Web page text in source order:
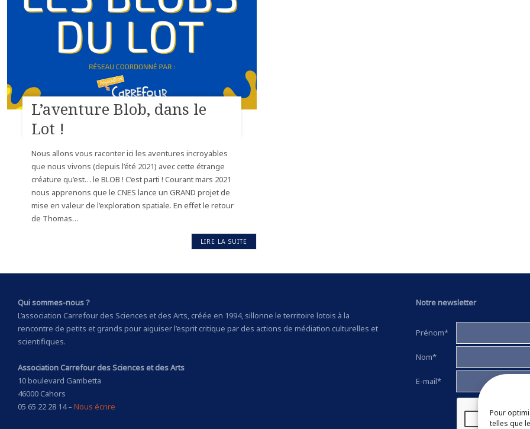
Pour
telles que
L’aventure Blob, dans le
Lot !
Nous allons vous raconter ici les aventures incroyables
que nous vivons (depuis l’été 2021) avec cette étrange
créature qu’est… le BLOB ! C’est parti ! Courant mars 2021
nous apprenons que le CNES lance un GRAND projet de
mise en valeur de l’exploration spatiale. En effet le retour
de Thomas…
LIRE LA SUITE
Qui sommes-nous ?
L’association Carrefour des Sciences et des Arts, créée en 1994, sillonne le territoire lotois à la
rencontre de petits et grands pour aiguiser l’esprit critique par des actions de médiation culturelles et
scientifiques.
Association Carrefour des Sciences et des Arts
10 boulevard Gambetta
46000 Cahors
05 65 22 28 14 – Nous écrire
Notre newsletter
Prénom*
Nom*
E-mail*